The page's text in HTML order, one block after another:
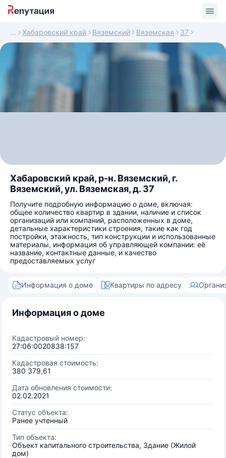
Хабаровский край Вяземский Вяземская 37
Хабаровский край, р-н. Вяземский, г.
Вяземский, ул. Вяземская, д. 37
Получите подробную информацию о доме, включая:
общее количество квартир в здании, наличие и список
организаций или компаний, расположенных в доме,
детальные характеристики строения, такие как год
постройки, этажность, тип конструкции и использованные
материалы, информация об управляющей компании: её
название, контактные данные, и качество
предоставляемых услуг
Информация о доме Квартиры по адресу
Информация о доме
Кадастровый номер:
27:06:0020838:157
Кадастровая стоимость:
380 379,61
Дата обновления стоимости:
02.02.2021
Статус объекта:
Ранее учтенный
Тип объекта:
Объект капитального строительства, Здание (Жилой
дом)